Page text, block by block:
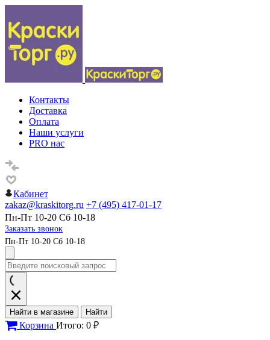
Контакты
Доставка
Оплата
Наши услуги
PRO нас
Кабинет
zakaz@kraskitorg.ru +7 (495) 417-01-17
Пн-Пт 10-20 Сб 10-18
Заказать звонок
Пн-Пт 10-20 Сб 10-18
Найти в магазине Найти
Корзина Итого: 0 ₽